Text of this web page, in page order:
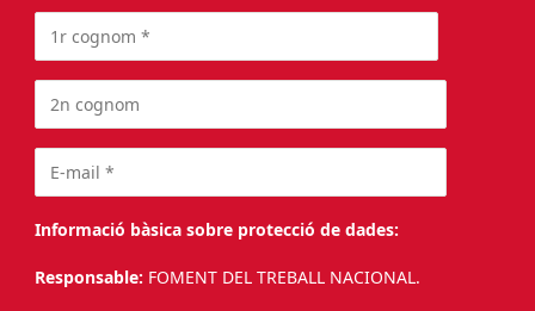
Informació bàsica sobre protecció de dades:
Responsable: FOMENT DEL TREBALL NACIONAL.